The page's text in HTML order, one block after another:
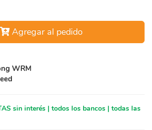
Agregar al pedido
WRM
sin interés | todos los bancos | todas las